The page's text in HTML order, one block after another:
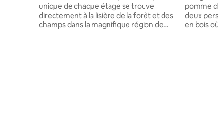
unique de chaque étage se trouve
directement à la lisière de la forêt et des
champs dans la magnifique région de
pomme
deux
en bois